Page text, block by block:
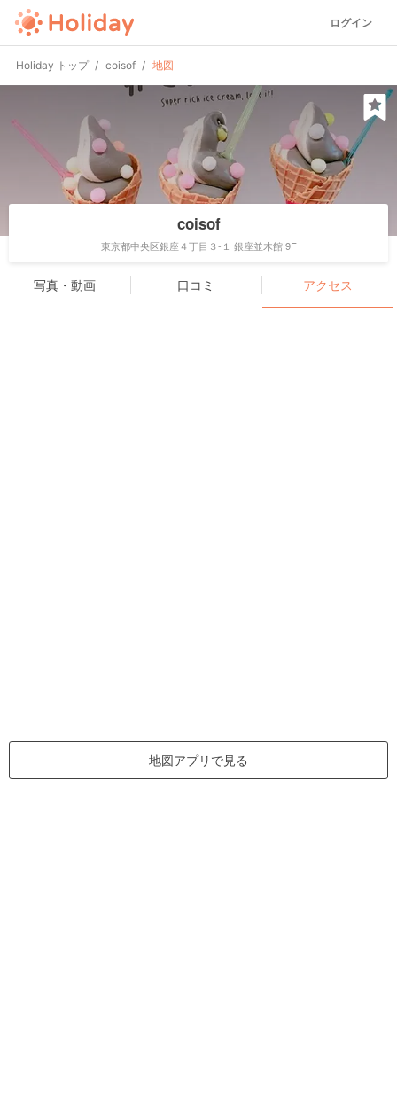
ログイン
Holiday トップ coisof 地図
coisof
東京都中央区銀座４丁目３-１ 銀座並木館 9F
写真・動画 口コミ アクセス
地図アプリで見る